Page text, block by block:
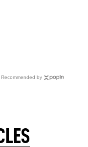
Recommended by